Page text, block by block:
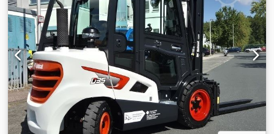
Neugerät Zustand Technisch: Neu Bereifung vorne Typ:
Vulkollan Bereifung vorne Zustand: 80 - 100% Bereifung
hinten Typ: Vulkollan Bereifung hinten Zustand: 60 - 80%
Batterie Volt: 24V Batterie Ah: 20Ah Credozrildopfx Adhjf
Batterie Typ: Lithium-Ionen Batterie Baujahr: 2024 Batterie
Zustand: 80 - 100% CE Zertifikat, Lithium-Ionen
Wartungsfreie Batterie 24 V